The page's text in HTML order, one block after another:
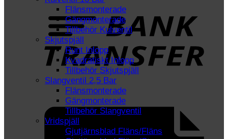
Flänsmonterade
Gängmonterade
Tillbehör Kulventil
Skjutspjäll
Runt Inlopp
Kvadratiskt Inlopp
Tillbehör Skjutspjäll
Slangventil 2,5 Bar
Flänsmonterade
Gängmonterade
Tillbehör Slangventil
Vridspjäll
Gjutjärnsblad Fläns/Fläns